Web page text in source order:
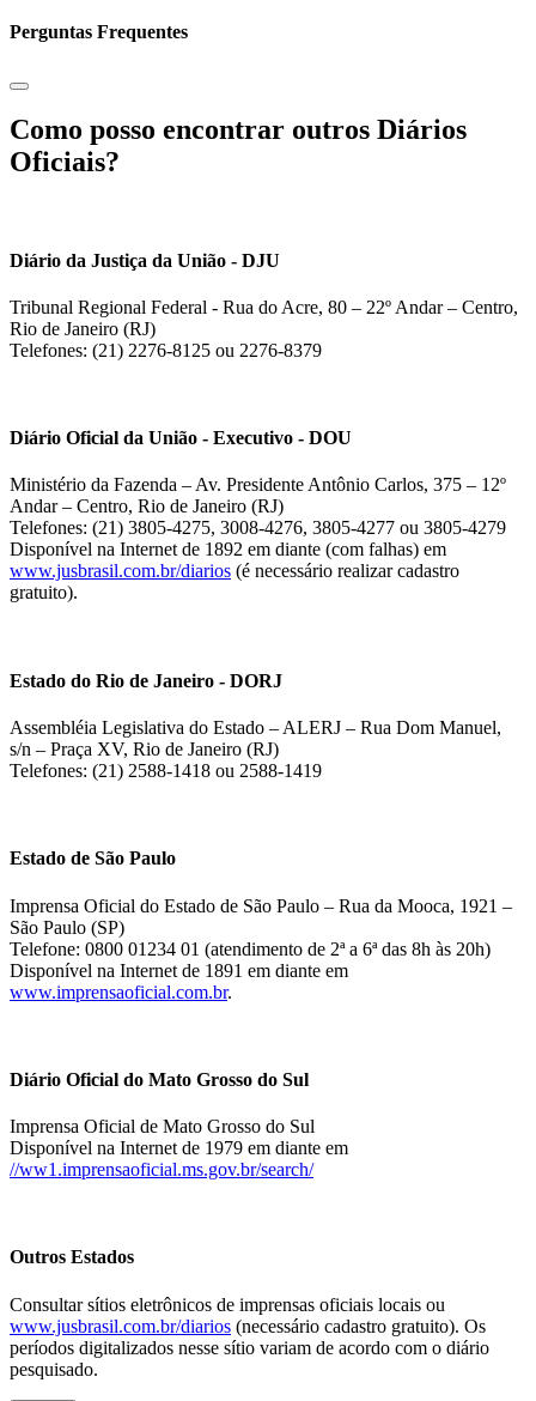
Perguntas Frequentes
Como posso encontrar outros Diários
Oficiais?
Diário da Justiça da União - DJU
Tribunal Regional Federal - Rua do Acre, 80 – 22º Andar – Centro,
Rio de Janeiro (RJ)
Telefones: (21) 2276-8125 ou 2276-8379
Diário Oficial da União - Executivo - DOU
Ministério da Fazenda – Av. Presidente Antônio Carlos, 375 – 12º
Andar – Centro, Rio de Janeiro (RJ)
Telefones: (21) 3805-4275, 3008-4276, 3805-4277 ou 3805-4279
Disponível na Internet de 1892 em diante (com falhas) em
www.jusbrasil.com.br/diarios (é necessário realizar cadastro
gratuito).
Estado do Rio de Janeiro - DORJ
Assembléia Legislativa do Estado – ALERJ – Rua Dom Manuel,
s/n – Praça XV, Rio de Janeiro (RJ)
Telefones: (21) 2588-1418 ou 2588-1419
Estado de São Paulo
Imprensa Oficial do Estado de São Paulo – Rua da Mooca, 1921 –
São Paulo (SP)
Telefone: 0800 01234 01 (atendimento de 2ª a 6ª das 8h às 20h)
Disponível na Internet de 1891 em diante em
www.imprensaoficial.com.br.
Diário Oficial do Mato Grosso do Sul
Imprensa Oficial de Mato Grosso do Sul
Disponível na Internet de 1979 em diante em
//ww1.imprensaoficial.ms.gov.br/search/
Outros Estados
Consultar sítios eletrônicos de imprensas oficiais locais ou
www.jusbrasil.com.br/diarios (necessário cadastro gratuito). Os
períodos digitalizados nesse sítio variam de acordo com o diário
pesquisado.